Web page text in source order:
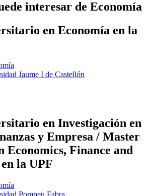
interesar de Economía
en Economía en la
Jaume I de Castellón
en Investigación en
y Empresa / Master
Economics, Finance and
la UPF
Pompeu Fabra